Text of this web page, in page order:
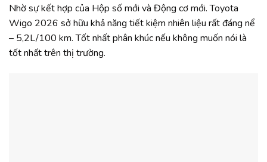
Nhờ sự kết hợp của Hộp số mới và Động cơ mới. Toyota
Wigo 2026 sở hữu khả năng tiết kiệm nhiên liệu rất đáng nể
– 5,2L/100 km. Tốt nhất phân khúc nếu không muốn nói là
tốt nhất trên thị trường.